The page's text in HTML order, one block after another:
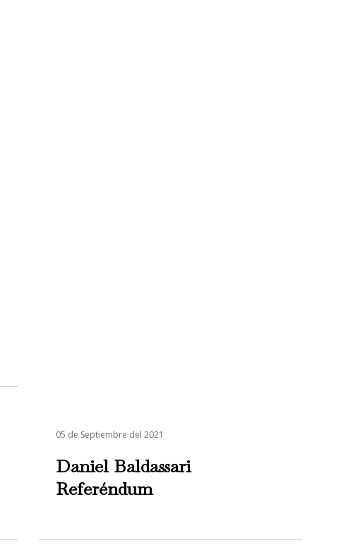
05 de Septiembre del 2021
Daniel Baldassari
Referéndum